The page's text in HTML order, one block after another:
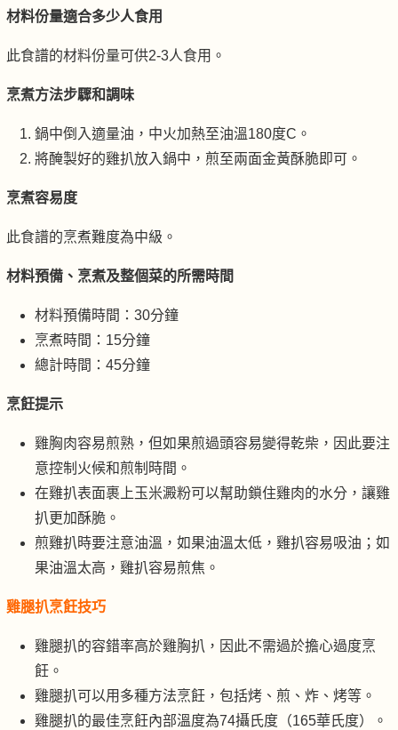
材料份量適合多少人食用
此食譜的材料份量可供2-3人食用。
烹煮方法步驟和調味
鍋中倒入適量油，中火加熱至油溫180度C。
將醃製好的雞扒放入鍋中，煎至兩面金黃酥脆即可。
烹煮容易度
此食譜的烹煮難度為中級。
材料預備、烹煮及整個菜的所需時間
材料預備時間：30分鐘
烹煮時間：15分鐘
總計時間：45分鐘
烹飪提示
雞胸肉容易煎熟，但如果煎過頭容易變得乾柴，因此要注
意控制火候和煎制時間。
在雞扒表面裹上玉米澱粉可以幫助鎖住雞肉的水分，讓雞
扒更加酥脆。
煎雞扒時要注意油溫，如果油溫太低，雞扒容易吸油；如
果油溫太高，雞扒容易煎焦。
雞腿扒烹飪技巧
雞腿扒的容錯率高於雞胸扒，因此不需過於擔心過度烹
飪。
雞腿扒可以用多種方法烹飪，包括烤、煎、炸、烤等。
雞腿扒的最佳烹飪內部溫度為74攝氏度（165華氏度）。